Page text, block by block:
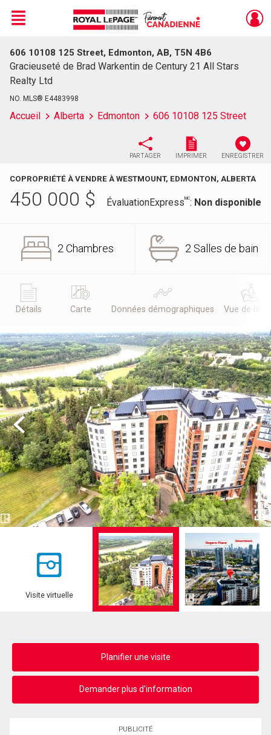
Live
En Direct
Menu
606 10108 125 Street, Edmonton, AB, T5N 4B6
Gracieuseté de Brad Warkentin de Century 21 All Stars
Realty Ltd
NO. MLS® E4483998
Accueil Alberta Edmonton 606 10108 125 Street
PARTAGER IMPRIMER ENREGISTRER
COPROPRIÉTÉ À VENDRE À WESTMOUNT, EDMONTON, ALBERTA
450 000 $ ÉvaluationExpressMC: Non disponible
2 Chambres 2 Salles de bain
Détails Carte Données démographiques Vue de la
Previous Next
Visite virtuelle
Planifier une visite
Demander plus d'information
PUBLICITÉ